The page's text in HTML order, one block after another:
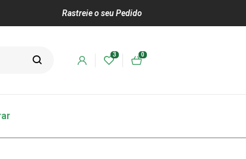
Rastreie o seu Pedido
3 0